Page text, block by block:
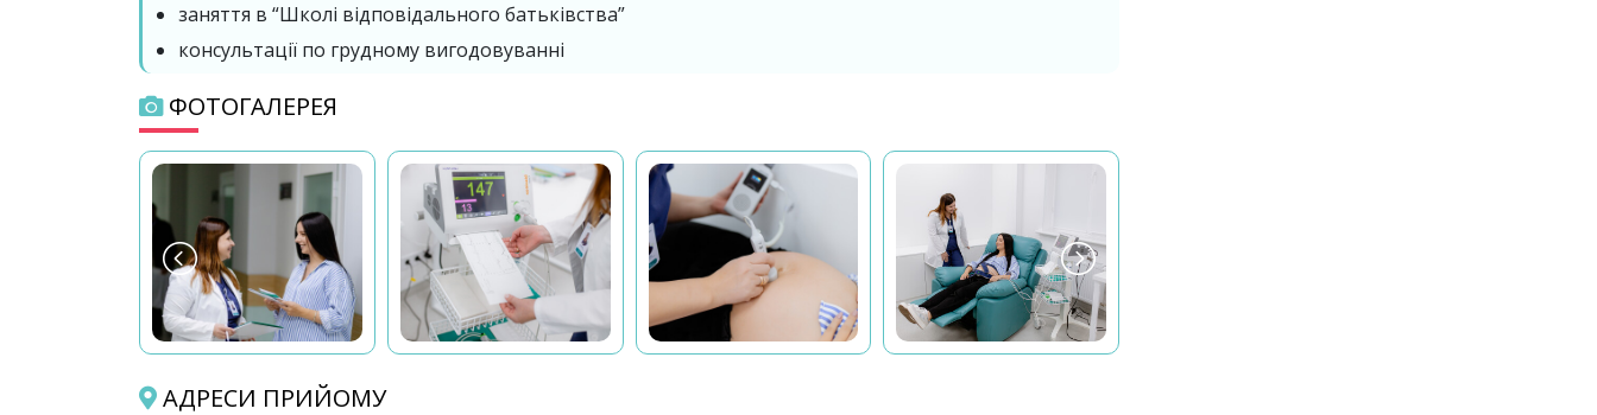
заняття в “Школі відповідального батьківства”
консультації по грудному вигодовуванні
ФОТОГАЛЕРЕЯ
АДРЕСИ ПРИЙОМУ